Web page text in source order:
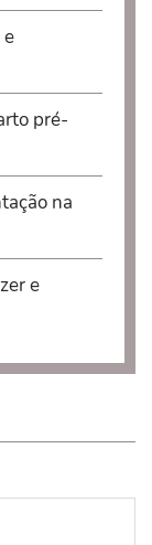
pré-
na
e